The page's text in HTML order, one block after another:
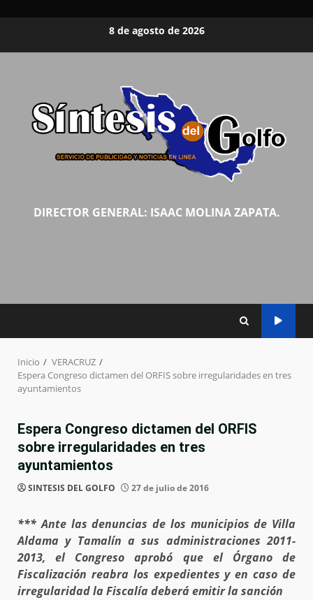
8 de agosto de 2026
DIRECTOR GENERAL: ISAAC MOLINA ZAPATA.
Inicio
VERACRUZ
Espera Congreso dictamen del ORFIS sobre irregularidades en tres
ayuntamientos
Espera Congreso dictamen del ORFIS
sobre irregularidades en tres
ayuntamientos
SINTESIS DEL GOLFO 27 de julio de 2016
*** Ante las denuncias de los municipios de Villa
Aldama y Tamalín a sus administraciones 2011-
2013, el Congreso aprobó que el Órgano de
Fiscalización reabra los expedientes y en caso de
irregularidad la Fiscalía deberá emitir la sanción